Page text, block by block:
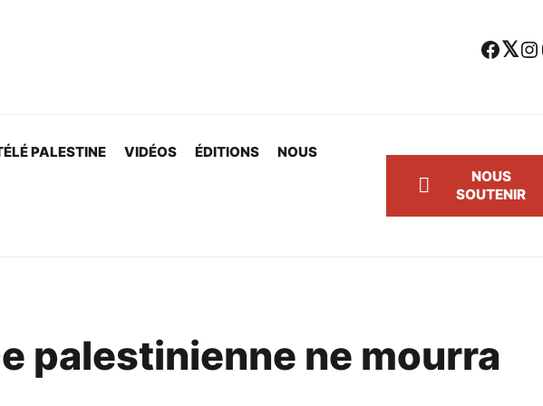
Facebook Twitter Instagram
PALESTINE VIDÉOS ÉDITIONS NOUS
NOUS
SOUTENIR
palestinienne ne mourra